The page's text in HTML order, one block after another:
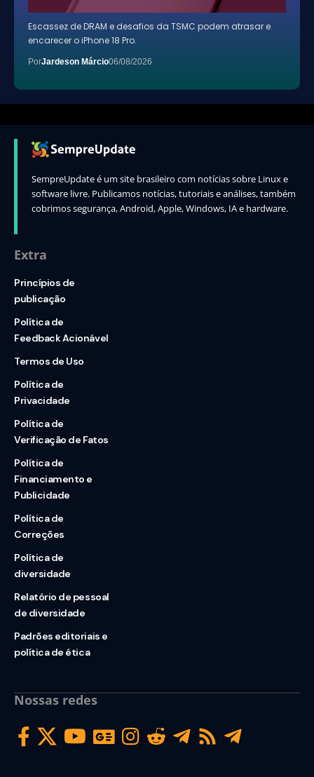
Escassez de DRAM e desafios da TSMC podem atrasar e
encarecer o iPhone 18 Pro.
PorJardeson Márcio06/08/2026
SempreUpdate é um site brasileiro com notícias sobre Linux e
software livre. Publicamos notícias, tutoriais e análises, também
cobrimos segurança, Android, Apple, Windows, IA e hardware.
Extra
Princípios de
publicação
Política de
Feedback Acionável
Termos de Uso
Política de
Privacidade
Política de
Verificação de Fatos
Política de
Financiamento e
Publicidade
Política de
Correções
Política de
diversidade
Relatório de pessoal
de diversidade
Padrões editoriais e
política de ética
Nossas redes